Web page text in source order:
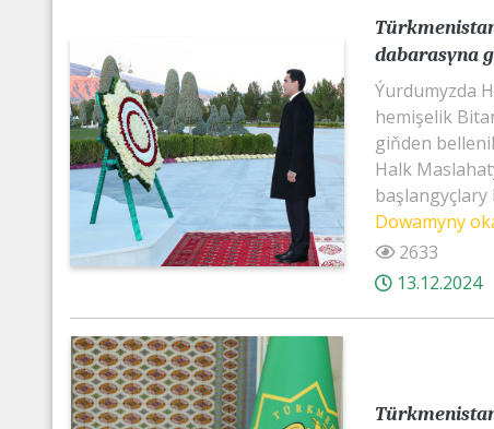
dabarasyna
Ýurdumyzda
hemişelik
giňden
Halk
Dowamyny
2633
13.12.2024